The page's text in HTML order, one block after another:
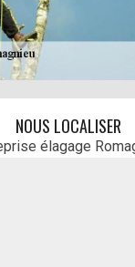
NOUS LOCALISER
élagage